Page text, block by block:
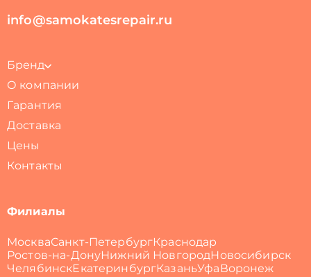
info@samokatesrepair.ru
Бренд
О компании
Гарантия
Доставка
Цены
Контакты
Филиалы
МоскваСанкт-ПетербургКраснодар
Ростов-на-ДонуНижний НовгородНовосибирск
ЧелябинскЕкатеринбургКазаньУфа Воронеж